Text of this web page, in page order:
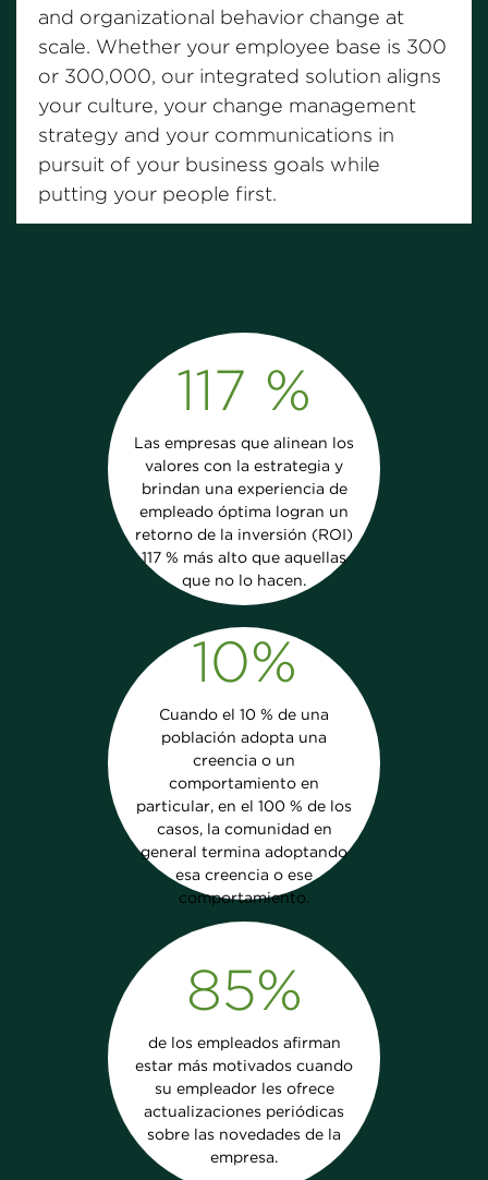
and organizational behavior change at
scale. Whether your employee base is 300
or 300,000, our integrated solution aligns
your culture, your change management
strategy and your communications in
pursuit of your business goals while
putting your people first.
117 %
Las empresas que alinean los
valores con la estrategia y
brindan una experiencia de
empleado óptima logran un
retorno de la inversión (ROI)
117 % más alto que aquellas
que no lo hacen.
10%
Cuando el 10 % de una
población adopta una
creencia o un
comportamiento en
particular, en el 100 % de los
casos, la comunidad en
general termina adoptando
esa creencia o ese
comportamiento.
85%
de los empleados afirman
estar más motivados cuando
su empleador les ofrece
actualizaciones periódicas
sobre las novedades de la
empresa.